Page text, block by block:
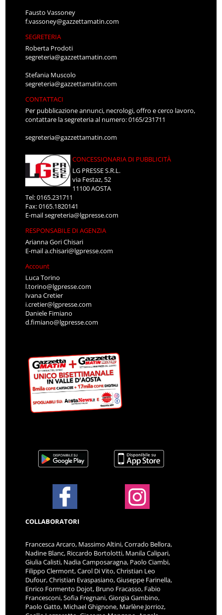
Fausto Vassoney
f.vassoney@gazzettamatin.com
SEGRETERIA
Roberta Prodoti
segreteria@gazzettamatin.com
Stefania Muscolo
segreteria@gazzettamatin.com
CONTATTACI
Per pubblicazione annunci, necrologi, offro e cerco lavoro,
contattare la segreteria al numero: 0165/231711
segreteria@gazzettamatin.com
CONCESSIONARIA DI PUBBLICITÀ
LG PRESSE S.R.L.
via Festaz, 52
11100 AOSTA
Tel: 0165.231711
Fax: 0165.1820141
E-mailsegreteria@lgpresse.com
RESPONSABILE DI AGENZIA
Arianna Gori Chisari
E-maila.chisari@lgpresse.com
Account
Luca Torino
l.torino@lgpresse.com
Ivana Cretier
i.cretier@lgpresse.com
Daniele Fimiano
d.fimiano@lgpresse.com
COLLABORATORI
Francesca Arcaro, Massimo Altini, Corrado Bellora,
Nadine Blanc, Riccardo Bortolotti, Manila Calipari,
Giulia Calisti, Nadia Camposaragna, Paolo Ciambi,
Filippo Clermont, Carol Di Vito, Christian Leo
Dufour, Christian Evaspasiano, Giuseppe Farinella,
Enrico Formento Dojot, Bruno Fracasso, Fabio
Francesconi, Sofia Fregnani, Giorgia Gambino,
Paolo Gatto, Michael Ghignone, Marlène Jorrioz,